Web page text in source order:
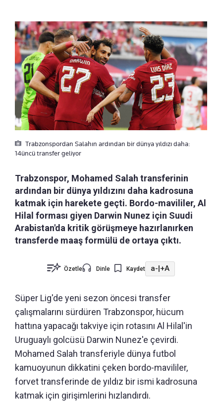
Trabzonspordan Salahın ardından bir dünya yıldızı daha:
14üncü transfer geliyor
Trabzonspor, Mohamed Salah transferinin
ardından bir dünya yıldızını daha kadrosuna
katmak için harekete geçti. Bordo-mavililer, Al
Hilal forması giyen Darwin Nunez için Suudi
Arabistan'da kritik görüşmeye hazırlanırken
transferde maaş formülü de ortaya çıktı.
Özetle Dinle Kaydet a-|+A
Süper Lig'de yeni sezon öncesi transfer
çalışmalarını sürdüren Trabzonspor, hücum
hattına yapacağı takviye için rotasını Al Hilal'in
Uruguaylı golcüsü Darwin Nunez'e çevirdi.
Mohamed Salah transferiyle dünya futbol
kamuoyunun dikkatini çeken bordo-mavililer,
forvet transferinde de yıldız bir ismi kadrosuna
katmak için girişimlerini hızlandırdı.